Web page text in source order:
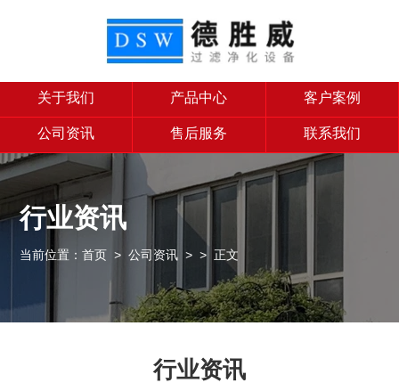
关于我们 产品中心 客户案例
公司资讯 售后服务 联系我们
行业资讯
当前位置：首页 >公司资讯 >> 正文
行业资讯